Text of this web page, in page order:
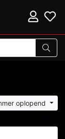
Artikelnummer oplopend